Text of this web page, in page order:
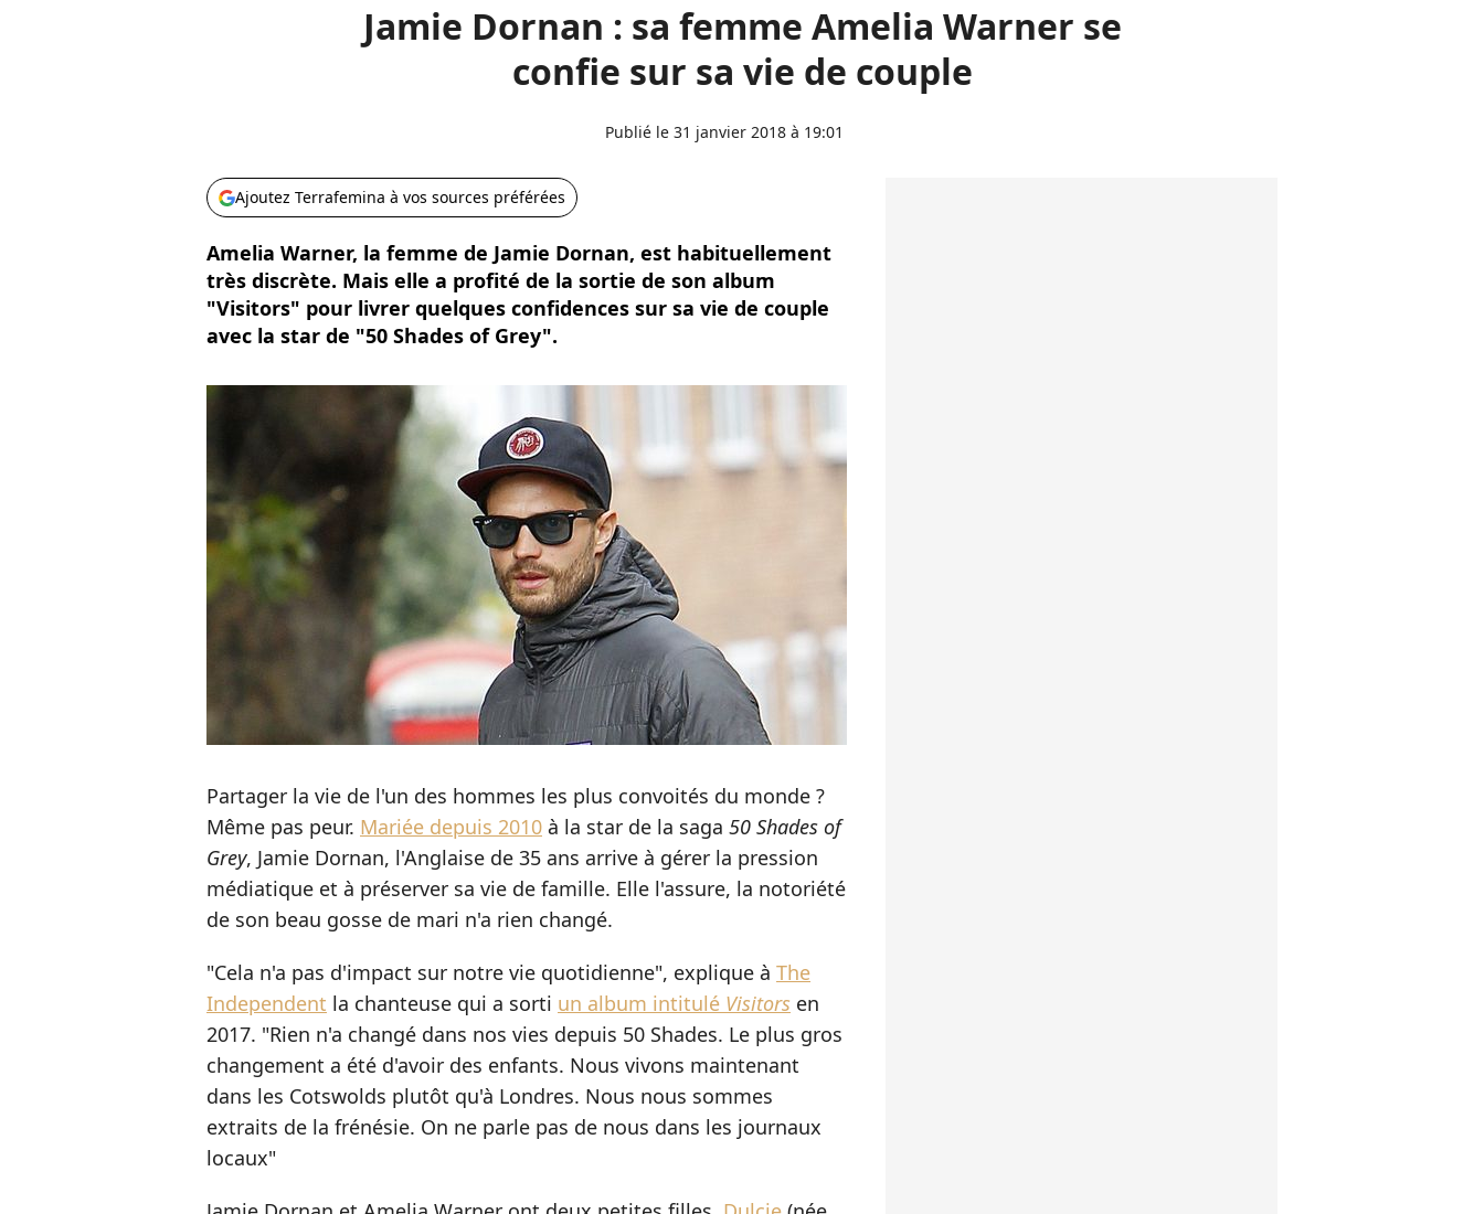
Jamie Dornan : sa femme Amelia Warner se
confie sur sa vie de couple
Publié le 31 janvier 2018 à 19:01
Ajoutez Terrafemina à vos sources préférées
Amelia Warner, la femme de Jamie Dornan, est habituellement
très discrète. Mais elle a profité de la sortie de son album
"Visitors" pour livrer quelques confidences sur sa vie de couple
avec la star de "50 Shades of Grey".
Partager la vie de l'un des hommes les plus convoités du monde ?
Même pas peur. Mariée depuis 2010 à la star de la saga 50 Shades of
Grey, Jamie Dornan, l'Anglaise de 35 ans arrive à gérer la pression
médiatique et à préserver sa vie de famille. Elle l'assure, la notoriété
de son beau gosse de mari n'a rien changé.
"Cela n'a pas d'impact sur notre vie quotidienne", explique à The
Independent la chanteuse qui a sorti un album intitulé Visitors en
2017. "Rien n'a changé dans nos vies depuis 50 Shades. Le plus gros
changement a été d'avoir des enfants. Nous vivons maintenant
dans les Cotswolds plutôt qu'à Londres. Nous nous sommes
extraits de la frénésie. On ne parle pas de nous dans les journaux
locaux"